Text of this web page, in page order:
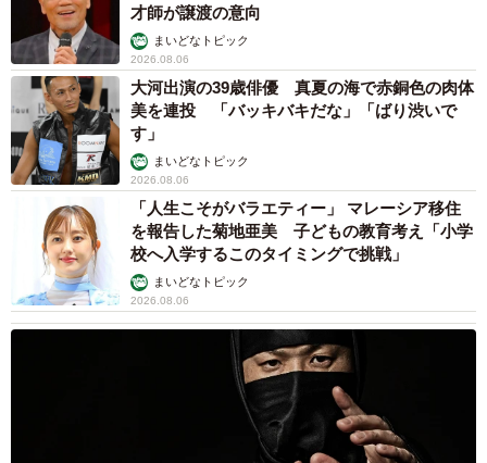
才師が譲渡の意向
まいどなトピック
2026.08.06
大河出演の39歳俳優 真夏の海で赤銅色の肉体
美を連投 「バッキバキだな」「ばり渋いで
す」
まいどなトピック
2026.08.06
「人生こそがバラエティー」 マレーシア移住
を報告した菊地亜美 子どもの教育考え「小学
校へ入学するこのタイミングで挑戦」
まいどなトピック
2026.08.06